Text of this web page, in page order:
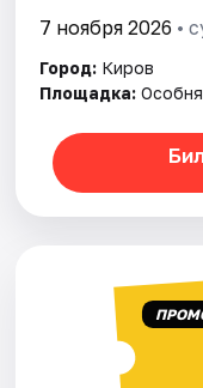
7 ноября 2026 •
Город: Киров
Площадка: